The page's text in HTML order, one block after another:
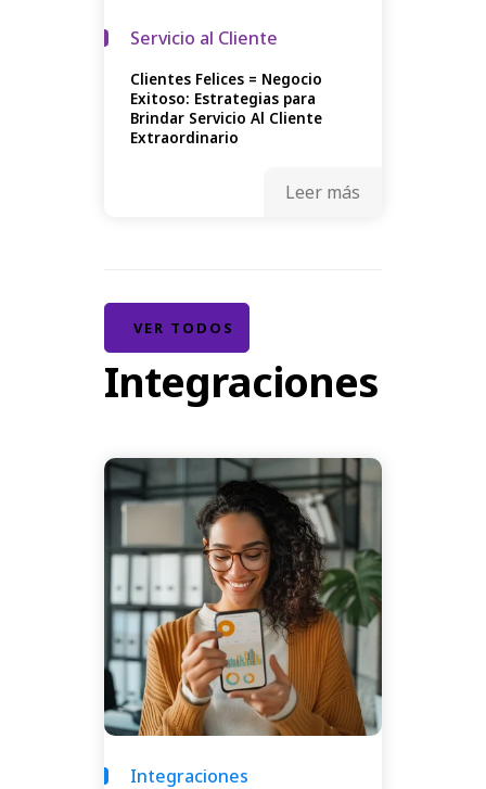
Servicio al Cliente
Clientes Felices = Negocio
Exitoso: Estrategias para
Brindar Servicio Al Cliente
Extraordinario
Leer más
VER TODOS
Integraciones
Integraciones